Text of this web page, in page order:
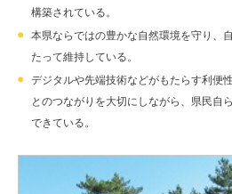
構築されている。
本県ならではの豊かな自然環境を守り、
たって維持している。
デジタルや先端技術などがもたらす利便
とのつながりを大切にしながら、県民自
できている。